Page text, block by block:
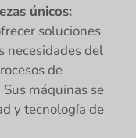
únicos:
soluciones
necesidades del
de
máquinas se
y tecnología de
Português
Русский